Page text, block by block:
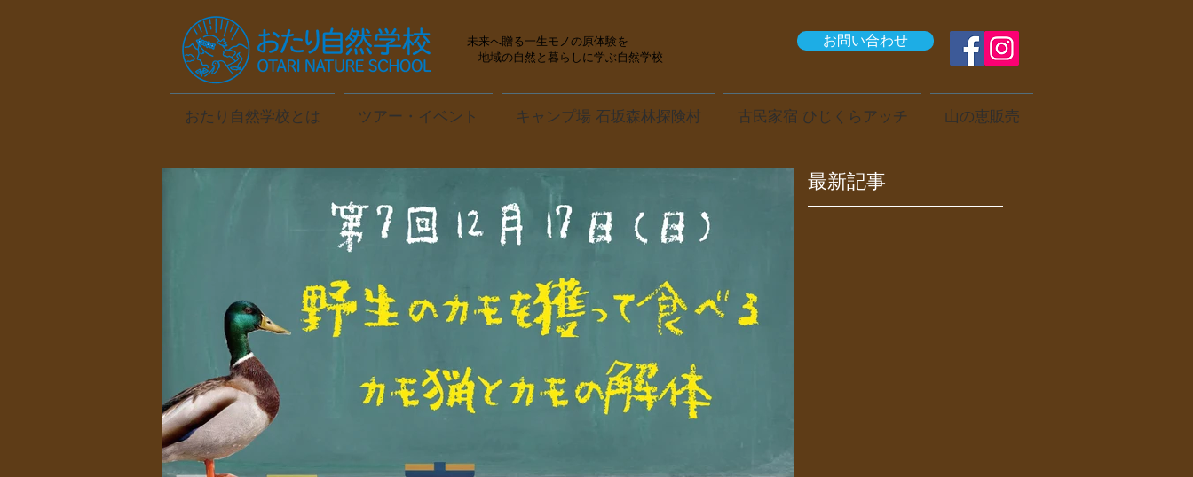
未来へ贈る一生モノの原体験を
地域の自然と暮らしに学ぶ自然学校
お問い合わせ
おたり自然学校とは ツアー・イベント キャンプ場 石坂森林探険村 古民家宿 ひじくらアッチ 山の恵販売
最新記事